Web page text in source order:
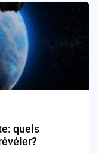
quels